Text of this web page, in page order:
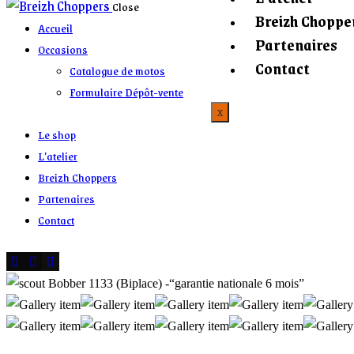
Breizh
Partenaires
Contact
X
Close
Accueil
Occasions
Catalogue de motos
Formulaire Dépôt-vente
Le shop
L’atelier
Breizh Choppers
Partenaires
Contact